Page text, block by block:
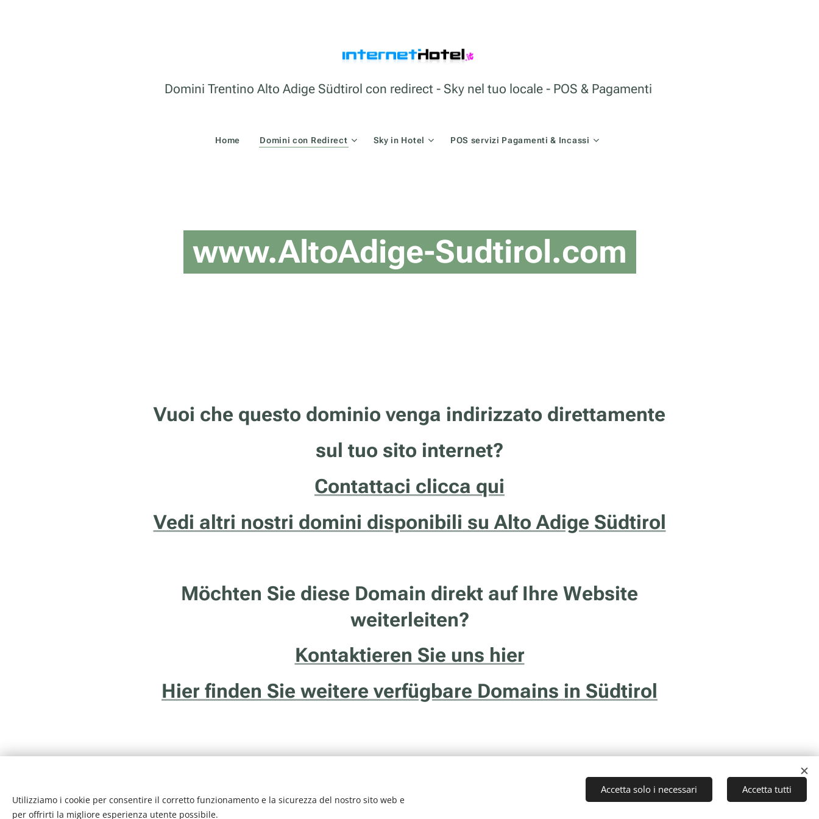
Domini Trentino Alto Adige Südtirol con redirect - Sky nel tuo locale - POS & Pagamenti
Home Domini con Redirect Sky in Hotel POS servizi Pagamenti & Incassi
www.AltoAdige-Sudtirol.com
Vuoi che questo dominio venga indirizzato direttamente
sul tuo sito internet?
Contattaci clicca qui
Vedi altri nostri domini disponibili su Alto Adige Südtirol
Möchten Sie diese Domain direkt auf Ihre Website
weiterleiten?
Kontaktieren Sie uns hier
Hier finden Sie weitere verfügbare Domains in Südtirol
Utilizziamo i cookie per consentire il corretto funzionamento e la sicurezza del nostro sito web e
per offrirti la migliore esperienza utente possibile.
Accetta solo i necessari Accetta tutti